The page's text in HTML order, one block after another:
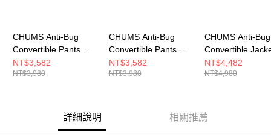
CHUMS Anti-Bug
Convertible Pants 男
兩穿式防蟲長褲 淺卡
其綠 CH031364M126
NT$3,582
NT$3,980
CHUMS Anti-Bug
Convertible Pants 男
兩穿式防蟲長褲
Archive
NT$3,582
NT$3,980
CHUMS Anti-Bug
Convertible
兩穿式風格外套
CH041452K001
NT$4,482
NT$4,980
詳細說明 相關推薦